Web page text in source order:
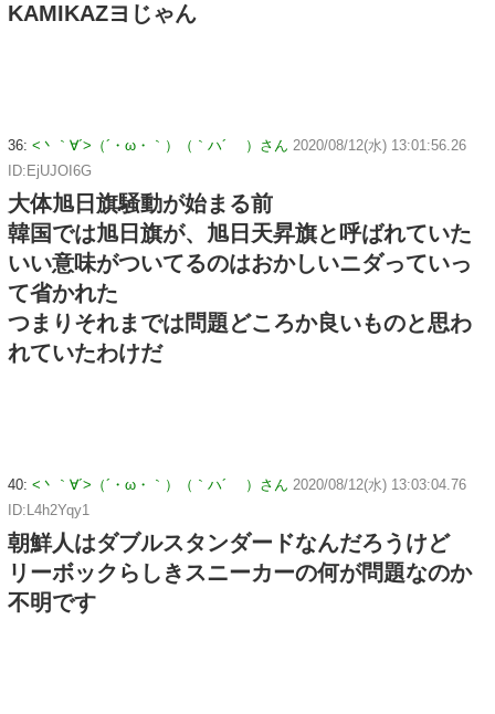
KAMIKAZヨじゃん
36: <丶｀∀´>（´・ω・｀）（｀ハ´ ）さん 2020/08/12(水) 13:01:56.26
ID:EjUJOI6G
大体旭日旗騒動が始まる前
韓国では旭日旗が、旭日天昇旗と呼ばれていた
いい意味がついてるのはおかしいニダっていっ
て省かれた
つまりそれまでは問題どころか良いものと思わ
れていたわけだ
40: <丶｀∀´>（´・ω・｀）（｀ハ´ ）さん 2020/08/12(水) 13:03:04.76
ID:L4h2Yqy1
朝鮮人はダブルスタンダードなんだろうけど
リーボックらしきスニーカーの何が問題なのか
不明です